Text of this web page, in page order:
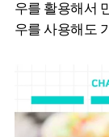
우를 활용해서
우를 사용해도